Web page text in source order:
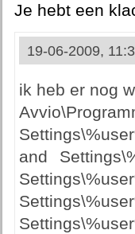
Je hebt een
19-06-2009,
ik heb er nog
and